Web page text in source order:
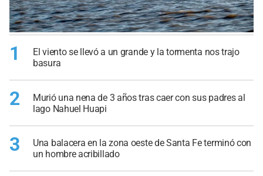
1
El viento se llevó a un grande y la tormenta nos trajo
basura
2
Murió una nena de 3 años tras caer con sus padres al
lago Nahuel Huapi
3
Una balacera en la zona oeste de Santa Fe terminó con
un hombre acribillado